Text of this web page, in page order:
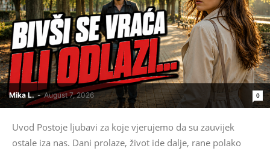
Mika L. - August 7, 2026 0
Uvod Postoje ljubavi za koje vjerujemo da su zauvijek
ostale iza nas. Dani prolaze, život ide dalje, rane polako